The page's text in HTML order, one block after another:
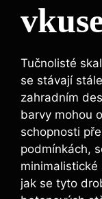
Tučnolisté
se stávají
zahradním
barvy mohou
schopnosti
podmínkách,
jak se tyto